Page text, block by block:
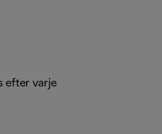
alla
kall mjölk
efter varje